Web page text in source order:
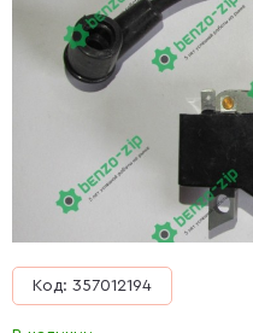
Код: 357012194